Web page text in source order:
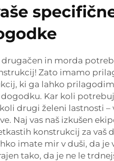
in morda
Zato imamo
ki ga lahko
Kar koli
drugi želeni lastnosti –
Naj vas naš izkušen
konstrukcij za vaš
imate mir v duši, da je
tako, da je ne le